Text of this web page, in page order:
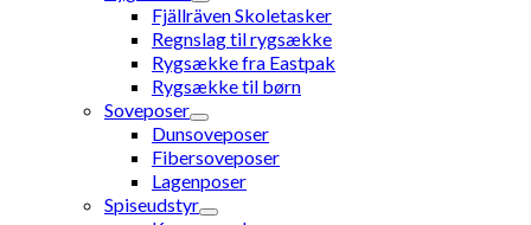
Fjällräven Skoletasker
Regnslag til rygsække
Rygsække fra Eastpak
Rygsække til børn
Soveposer
Dunsoveposer
Fibersoveposer
Lagenposer
Spiseudstyr